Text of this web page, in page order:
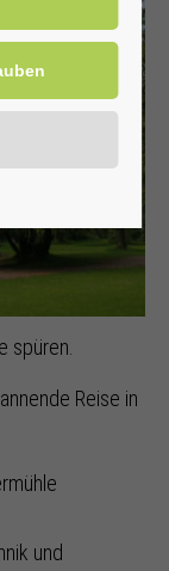
spüren.
Reise in
und